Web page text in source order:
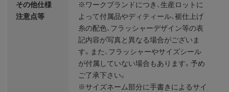
その他仕様
注意点等
※ワークブランドにつき、生産ロットに
よって付属品やディティール、裾仕上げ
糸の配色、フラッシャーデザイン等の表
記内容が写真と異なる場合がございま
す。また、フラッシャーやサイズシール
が付属していない場合もあります。予め
ご了承下さい。
※サイズネーム部分に手書きによるサイ